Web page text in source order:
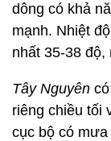
dông có khả
mạnh. Nhiệt
nhất 35-38
Tây Nguyên
riêng chiều tối
cục bộ có